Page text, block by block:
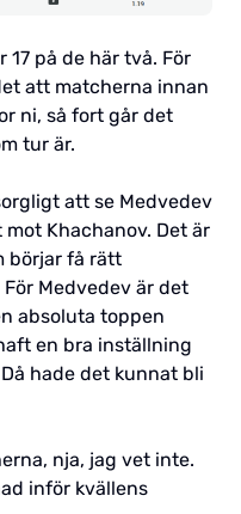
på de här två. För
att matcherna innan
ni, så fort går det
tur är.
att se Medvedev
Khachanov. Det är
börjar få rätt
Medvedev är det
absoluta toppen
en bra inställning
hade det kunnat bli
nja, jag vet inte.
inför kvällens